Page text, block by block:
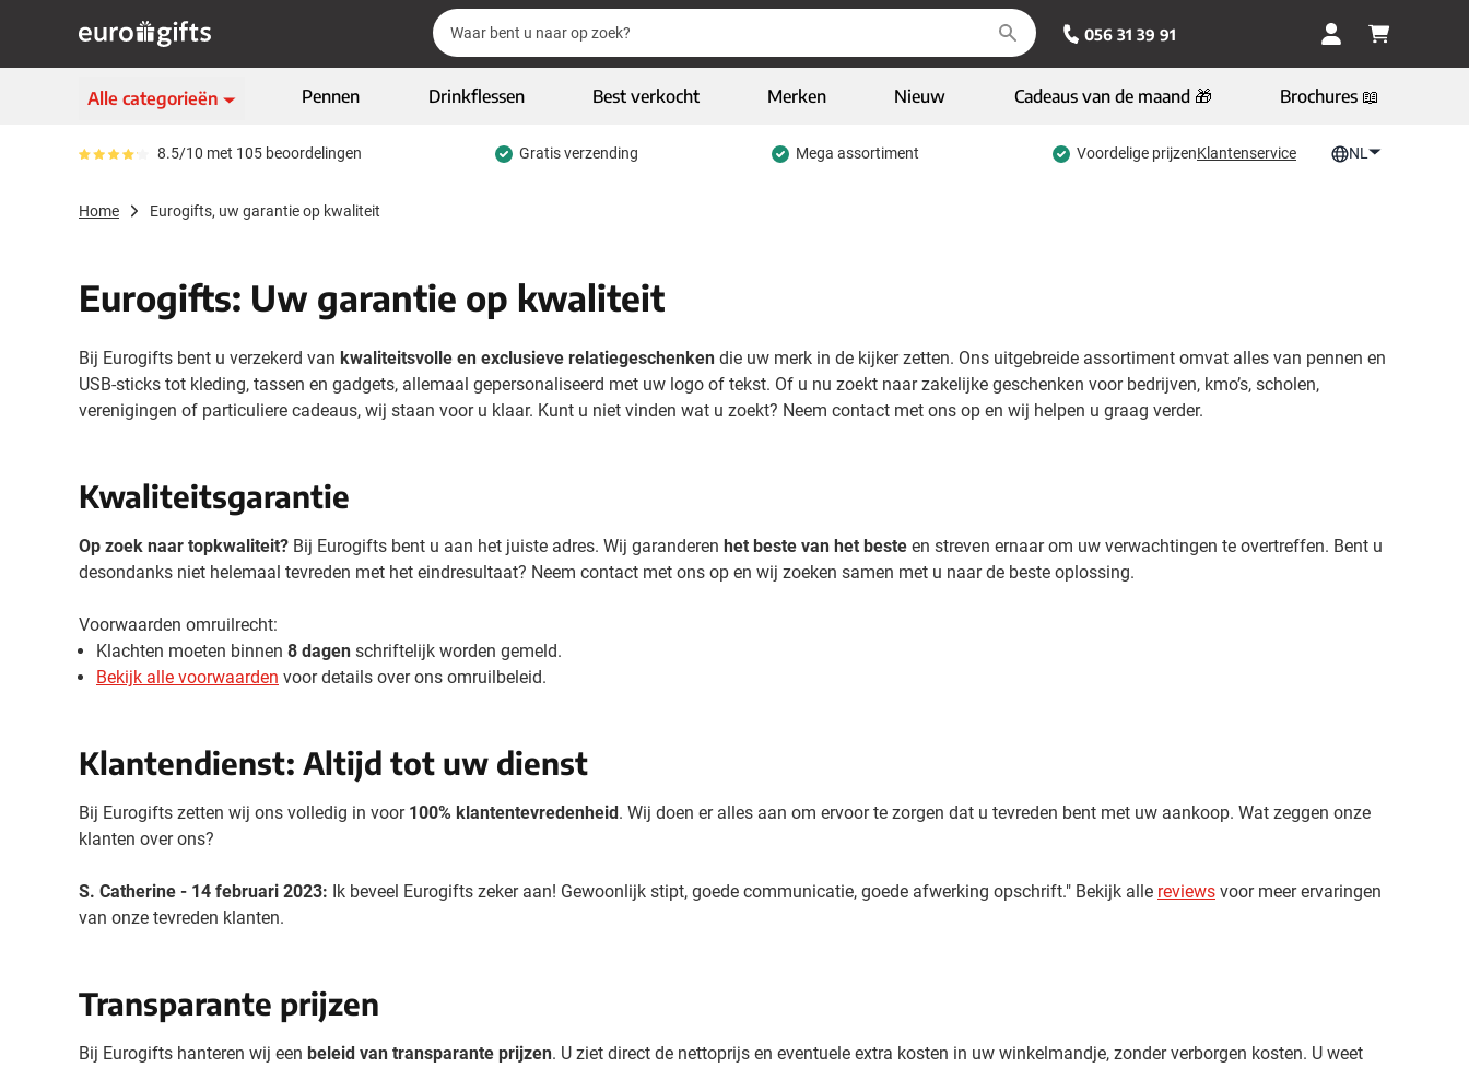
Zoek
Zoek
056 31 39 91
Alle categorieën
Schrijfwaren
Toon submenu voor Kleding & textiel categorie
ECO geschenken
Toon submenu voor ECO geschenken categorie
High-tech & multimedia
Toon submenu voor High-tech & multimedia categorie
Zakelijk & Kantoor
Toon submenu voor Zakelijk & Kantoor categorie
Outdoor & vrije tijd
Drinkwaren
Eten & drinken
Toon submenu voor Eten & drinken categorie
Home & Wellness
Gereedschap & lampen
Toon submenu voor Gereedschap & lampen categorie
Veiligheid
Inspiratie
Toon submenu voor Inspiratie categorie
Acties & specials
Toon submenu voor Acties & specials categorie
Pennen Drinkflessen Best verkocht Merken Nieuw Cadeaus van de maand 🎁 Brochures 📖
Gemiddeld reviewpercentage is 85
8.5/10 met 105 beoordelingen Gratis verzending Mega assortiment Voordelige prijzenKlantenservice NL
Home Eurogifts, uw garantie op kwaliteit
Eurogifts: Uw garantie op kwaliteit
Bij Eurogifts bent u verzekerd van kwaliteitsvolle en exclusieve relatiegeschenken die uw merk in de kijker zetten. Ons uitgebreide assortiment omvat alles van pennen en
USB-sticks tot kleding, tassen en gadgets, allemaal gepersonaliseerd met uw logo of tekst. Of u nu zoekt naar zakelijke geschenken voor bedrijven, kmo’s, scholen,
verenigingen of particuliere cadeaus, wij staan voor u klaar. Kunt u niet vinden wat u zoekt? Neem contact met ons op en wij helpen u graag verder.
Kwaliteitsgarantie
Op zoek naar topkwaliteit? Bij Eurogifts bent u aan het juiste adres. Wij garanderen het beste van het beste en streven ernaar om uw verwachtingen te overtreffen. Bent u
desondanks niet helemaal tevreden met het eindresultaat? Neem contact met ons op en wij zoeken samen met u naar de beste oplossing.
Voorwaarden omruilrecht:
Klachten moeten binnen 8 dagen schriftelijk worden gemeld.
Bekijk alle voorwaarden voor details over ons omruilbeleid.
Klantendienst: Altijd tot uw dienst
Bij Eurogifts zetten wij ons volledig in voor 100% klantentevredenheid. Wij doen er alles aan om ervoor te zorgen dat u tevreden bent met uw aankoop. Wat zeggen onze
klanten over ons?
S. Catherine - 14 februari 2023: Ik beveel Eurogifts zeker aan! Gewoonlijk stipt, goede communicatie, goede afwerking opschrift." Bekijk alle reviews voor meer ervaringen
van onze tevreden klanten.
Transparante prijzen
Bij Eurogifts hanteren wij een beleid van transparante prijzen. U ziet direct de nettoprijs en eventuele extra kosten in uw winkelmandje, zonder verborgen kosten. U weet